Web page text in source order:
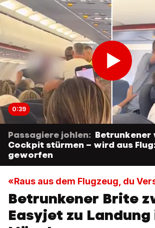
0:39
Passagiere johlen: Betrunkener
Cockpit stürmen – wird aus
geworfen
«Raus aus dem Flugzeug, du
Betrunkener Brite
Easyjet zu Landung